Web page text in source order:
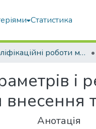
Статистика
Кваліфікаційні роботи магістрів
Анотація